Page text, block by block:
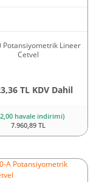
Potansiyometrik Lineer
Cetvel
TL KDV Dahil
havale indirimi)
7.960,89 TL